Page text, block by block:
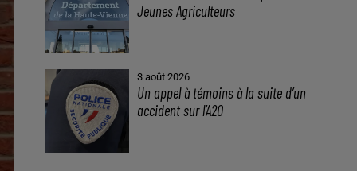
Jeunes Agriculteurs
3 août 2026
Un appel à témoins à la suite d’un
accident sur l’A20